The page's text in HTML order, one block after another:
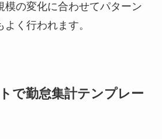
模の変化に合わせてパターン
く行われます。
で勤怠集計テンプレー